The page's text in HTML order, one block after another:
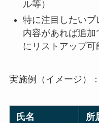
ル等）
特に注目したい
内容があれば追
にリストアップ可
実施例（イメージ）：
氏名 所